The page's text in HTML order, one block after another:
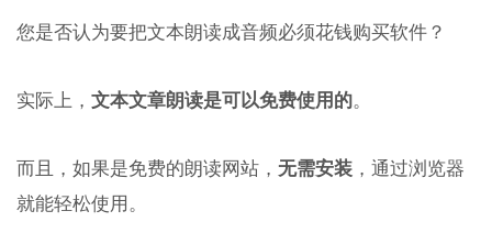
您是否认为要把文本朗读成音频必须花钱购买软件？
实际上， 文本文章朗读是可以免费使用的。
而且，如果是免费的朗读网站， 无需安装 ，通过浏览器
就能轻松使用。